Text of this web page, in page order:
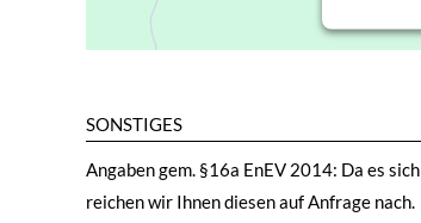
SONSTIGES
Angaben gem. §16a EnEV 2014: Da es
reichen wir Ihnen diesen auf Anfrage nach.